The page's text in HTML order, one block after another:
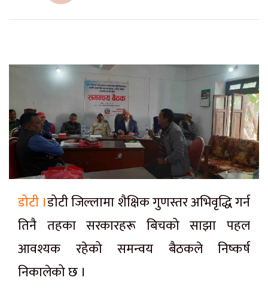
डोटी ।डोटी जिल्लामा शैक्षिक गुणस्तर अभिवृद्धि गर्न
तिनै तहका सरकारहरू बिचको साझा पहल
आवश्यक रहेको समन्वय बैठकले निष्कर्ष
निकालेको छ ।